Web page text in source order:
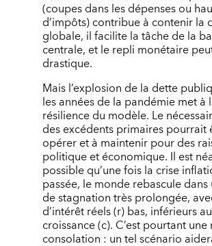
(coupes dans les dépenses ou
d’impôts) contribue à contenir la
globale, il facilite la tâche de la
centrale, et le repli monétaire
drastique.
Mais l’explosion de la dette
les années de la pandémie met à
résilience du modèle. Le
des excédents primaires pourrait
opérer et à maintenir pour des
politique et économique. Il est
possible qu’une fois la crise
passée, le monde rebascule
de stagnation très prolongée,
d’intérêt réels (r) bas, inférieurs
croissance (c). C’est pourtant
consolation : un tel scénario